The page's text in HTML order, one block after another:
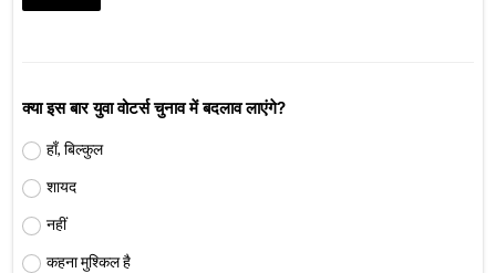
क्या इस बार युवा वोटर्स चुनाव में बदलाव लाएंगे?
हाँ, बिल्कुल
शायद
नहीं
कहना मुश्किल है